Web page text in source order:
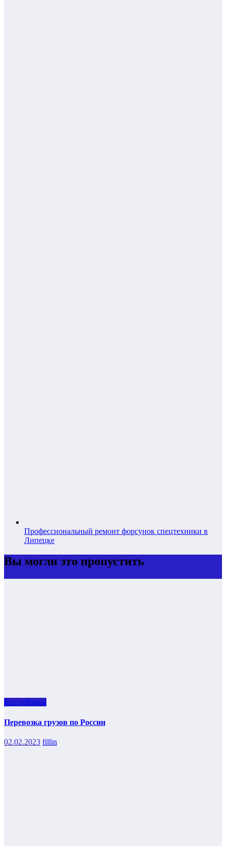
Профессиональный ремонт форсунок спецтехники в
Липецке
Вы могли это пропустить
Без рубрики
Перевозка грузов по России
02.02.2023 fillin